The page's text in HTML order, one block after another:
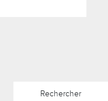
Rechercher